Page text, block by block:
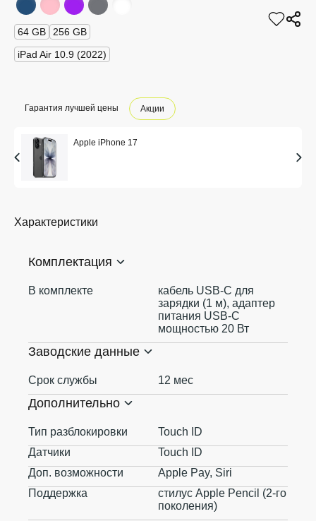
64 GB
256 GB
iPad Air 10.9 (2022)
Гарантия лучшей цены Акции
Apple iPhone 17
Характеристики
Комплектация
В комплекте
кабель USB‑C для
зарядки (1 м), адаптер
питания USB‑C
мощностью 20 Вт
Заводские данные
Срок службы 12 мес
Дополнительно
Тип разблокировки
Touch ID
Датчики
Touch ID
Доп. возможности
Apple Pay, Siri
Поддержка
стилус Apple Pencil (2‑го
поколения)